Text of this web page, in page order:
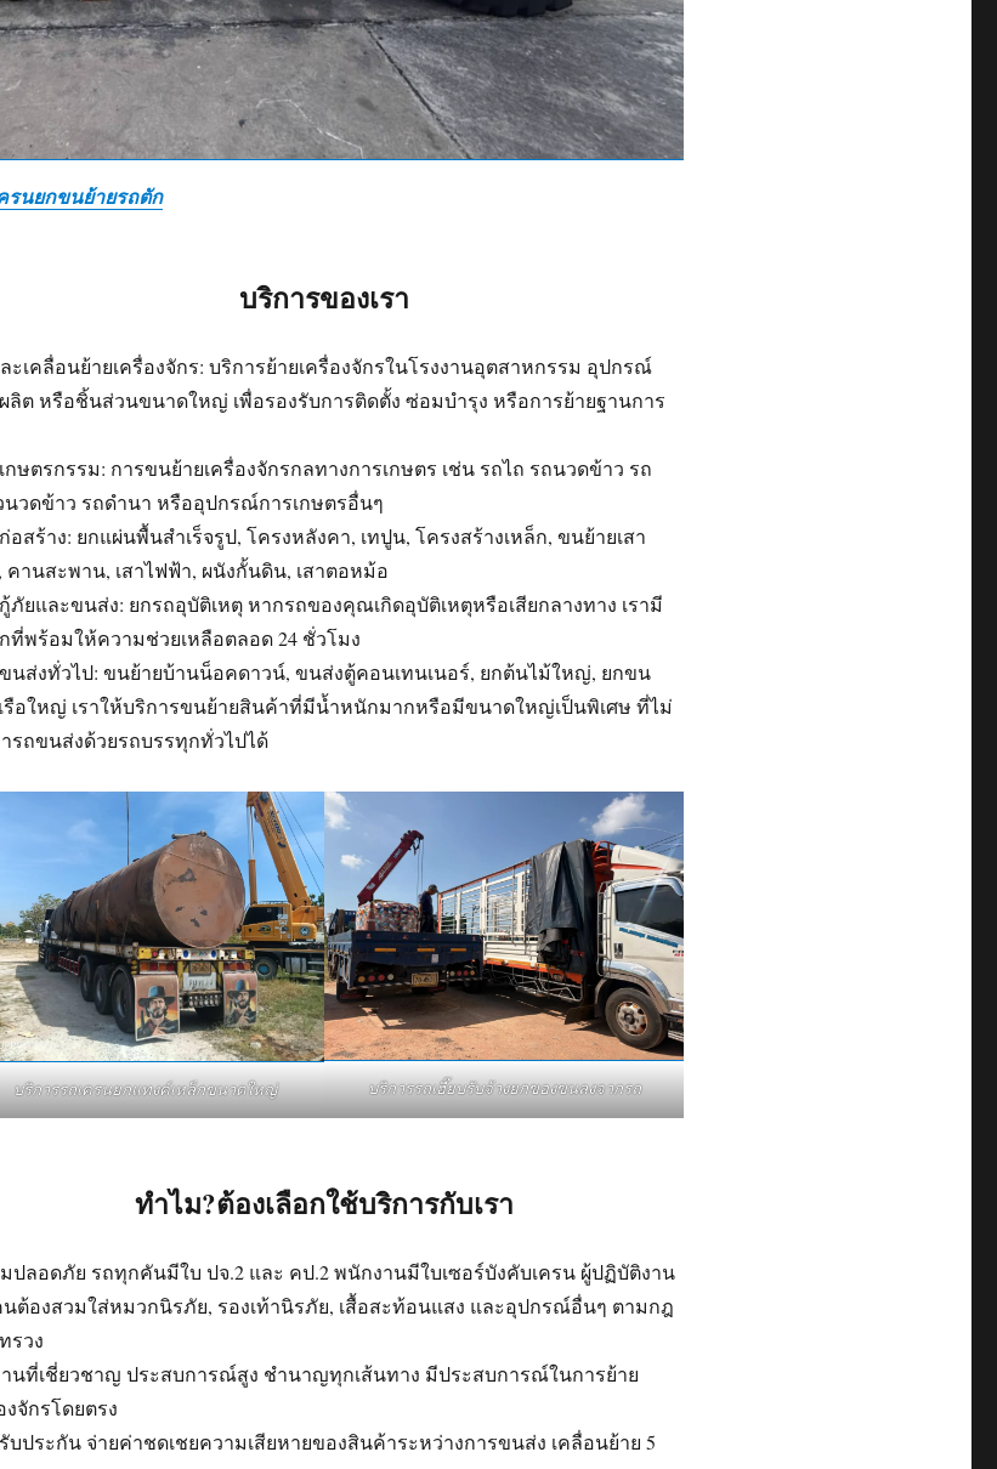
รนยกขนย้ายรถตัก
บริการของเรา
ะเคลื่อนย้ายเครื่องจักร: บริการย้ายเครื่องจักรในโรงงานอุตสาหกรรม อุปกรณ์
ลิต หรือชิ้นส่วนขนาดใหญ่ เพื่อรองรับการติดตั้ง ซ่อมบำรุง หรือการย้ายฐานการ
กษตรกรรม: การขนย้ายเครื่องจักรกลทางการเกษตร เช่น รถไถ รถนวดข้าว รถ
นวดข้าว รถดำนา หรืออุปกรณ์การเกษตรอื่นๆ
อสร้าง: ยกแผ่นพื้นสำเร็จรูป, โครงหลังคา, เทปูน, โครงสร้างเหล็ก, ขนย้ายเสา
คานสะพาน, เสาไฟฟ้า, ผนังกั้นดิน, เสาตอหม้อ
ภัยและขนส่ง: ยกรถอุบัติเหตุ หากรถของคุณเกิดอุบัติเหตุหรือเสียกลางทาง เรามี
ที่พร้อมให้ความช่วยเหลือตลอด 24 ชั่วโมง
นส่งทั่วไป: ขนย้ายบ้านน็อคดาวน์, ขนส่งตู้คอนเทนเนอร์, ยกต้นไม้ใหญ่, ยกขน
รือใหญ่ เราให้บริการขนย้ายสินค้าที่มีน้ำหนักมากหรือมีขนาดใหญ่เป็นพิเศษ ที่ไม่
รถขนส่งด้วยรถบรรทุกทั่วไปได้
บริการรถเครนยกแทงค์เหล็กขนาดใหญ่ บริการรถเฮี๊ยบรับจ้างยกของขนลงจากรถ
ทำไม?ต้องเลือกใช้บริการกับเรา
ปลอดภัย รถทุกคันมีใบ ปจ.2 และ คป.2 พนักงานมีใบเซอร์บังคับเครน ผู้ปฏิบัติงาน
ต้องสวมใส่หมวกนิรภัย, รองเท้านิรภัย, เสื้อสะท้อนแสง และอุปกรณ์อื่นๆ ตามกฎ
รวง
นที่เชี่ยวชาญ ประสบการณ์สูง ชำนาญทุกเส้นทาง มีประสบการณ์ในการย้าย
งจักรโดยตรง
บประกัน จ่ายค่าชดเชยความเสียหายของสินค้าระหว่างการขนส่ง เคลื่อนย้าย 5